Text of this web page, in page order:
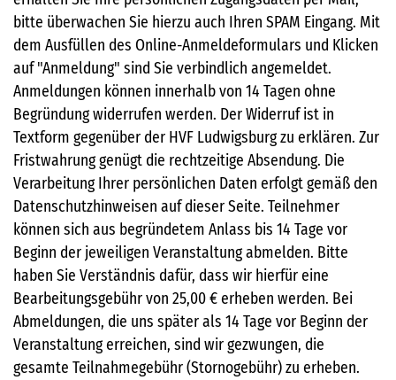
bitte überwachen Sie hierzu auch Ihren SPAM Eingang. Mit
dem Ausfüllen des Online-Anmeldeformulars und Klicken
auf "Anmeldung" sind Sie verbindlich angemeldet.
Anmeldungen können innerhalb von 14 Tagen ohne
Begründung widerrufen werden. Der Widerruf ist in
Textform gegenüber der HVF Ludwigsburg zu erklären. Zur
Fristwahrung genügt die rechtzeitige Absendung. Die
Verarbeitung Ihrer persönlichen Daten erfolgt gemäß den
Datenschutzhinweisen auf dieser Seite. Teilnehmer
können sich aus begründetem Anlass bis 14 Tage vor
Beginn der jeweiligen Veranstaltung abmelden. Bitte
haben Sie Verständnis dafür, dass wir hierfür eine
Bearbeitungsgebühr von 25,00 € erheben werden. Bei
Abmeldungen, die uns später als 14 Tage vor Beginn der
Veranstaltung erreichen, sind wir gezwungen, die
gesamte Teilnahmegebühr (Stornogebühr) zu erheben.